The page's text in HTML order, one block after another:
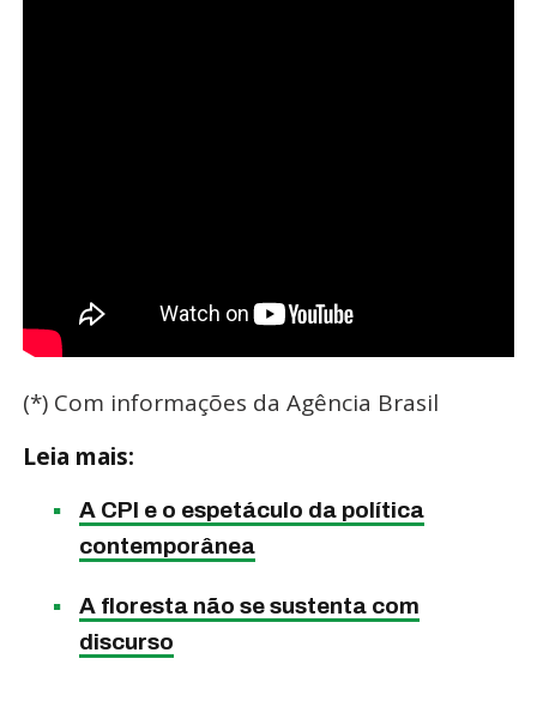
(*) Com informações da Agência Brasil
Leia mais:
A CPI e o espetáculo da política
contemporânea
A floresta não se sustenta com
discurso